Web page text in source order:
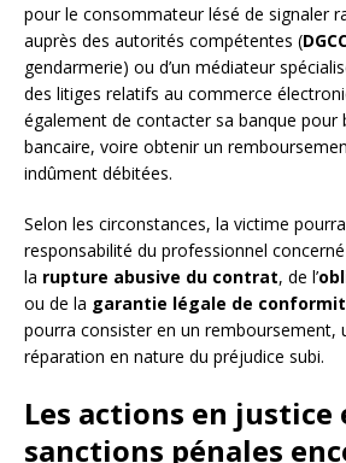
pour le consommateur lésé de signaler
auprès des autorités compétentes (
gendarmerie) ou d’un médiateur
des litiges relatifs au commerce
également de contacter sa banque pour
bancaire, voire obtenir un
indûment débitées.
Selon les circonstances, la victime
responsabilité du professionnel
la rupture abusive du contrat, de l’
ou de la garantie légale de
pourra consister en un remboursement,
réparation en nature du préjudice subi.
Les actions en justice
sanctions pénales